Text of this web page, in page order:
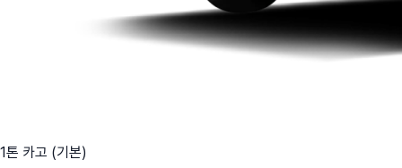
1톤 카고 (기본)